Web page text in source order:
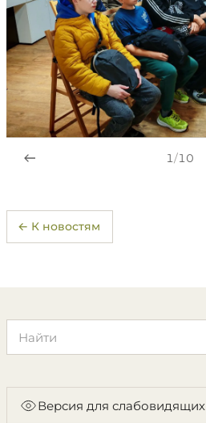
1/10
← К новостям
Версия для слабовидящих